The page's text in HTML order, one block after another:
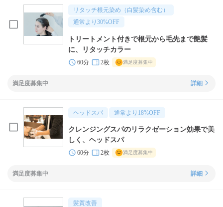
リタッチ根元染め（白髪染め含む）
通常より 30%OFF
トリートメント付きで根元から毛先まで艶髪
に、リタッチカラー
60分 2枚 満足度募集中
満足度募集中 詳細
ヘッドスパ 通常より 18%OFF
クレンジングスパのリラクゼーション効果で美
しく、ヘッドスパ
60分 2枚 満足度募集中
満足度募集中 詳細
髪質改善